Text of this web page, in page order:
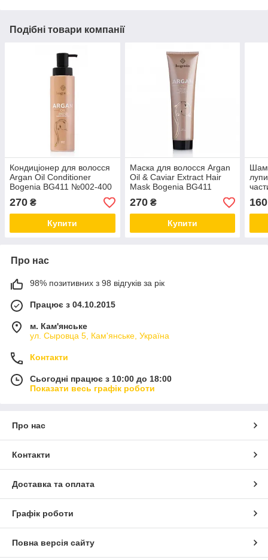
Подібні товари компанії
Кондиціонер для волосся
Argan Oil Conditioner
Bogenia BG411 №002-400
мл
270 ₴
Купити
Маска для волосся Argan
Oil & Caviar Extract Hair
Mask Bogenia BG411
№003-300 мл
270₴
Купити
160
Про нас
98% позитивних з 98 відгуків за рік
Працює з 04.10.2015
м. Кам'янське
ул. Сыровца 5, Кам'янське, Україна
Контакти
Сьогодні працює з 10:00 до 18:00
Показати весь графік роботи
Про нас
Контакти
Доставка та оплата
Графік роботи
Повна версія сайту